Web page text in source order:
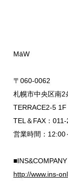
MāW
〒060-0062
札幌市中央区南2
TERRACE2-5 1F
TEL＆FAX：
営業時間：12:00
http://www.ins-